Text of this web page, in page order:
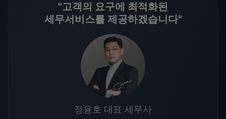
"고객의 요구에 최적화된
세무서비스를 제공하겠습니다"
정용호 대표 세무사